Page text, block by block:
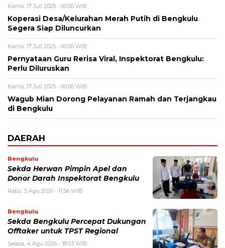
Kamis, 17 Juli 2025 - 00:00 WIB
Koperasi Desa/Kelurahan Merah Putih di Bengkulu
Segera Siap Diluncurkan
Kamis, 17 Juli 2025 - 00:00 WIB
Pernyataan Guru Rerisa Viral, Inspektorat Bengkulu:
Perlu Diluruskan
Kamis, 17 Juli 2025 - 00:00 WIB
Wagub Mian Dorong Pelayanan Ramah dan Terjangkau
di Bengkulu
DAERAH
Bengkulu
Sekda Herwan Pimpin Apel dan
Donor Darah Inspektorat Bengkulu
Rabu, 5 Agu 2026 - 11:56 WIB
Bengkulu
Sekda Bengkulu Percepat Dukungan
Offtaker untuk TPST Regional
Selasa, 4 Agu 2026 - 18:53 WIB